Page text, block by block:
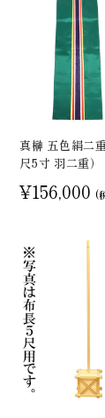
真榊 五色絹二
尺5寸 羽二重）
¥156,000 (